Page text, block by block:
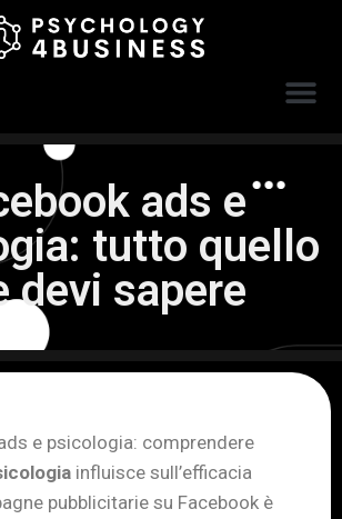
ads e
tutto quello
devi sapere
e psicologia: comprendere
influisce sull’efficacia
pubblicitarie su Facebook è